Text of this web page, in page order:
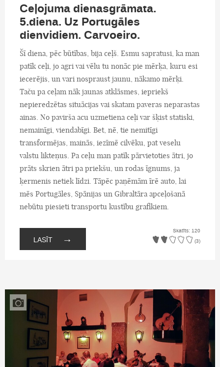
Ceļojuma dienasgrāmata.
5.diena. Uz Portugāles
dienvidiem. Carvoeiro.
Šī diena, pēc būtības, bija ceļš. Esmu sapratusi, ka man
patīk ceļi, jo agri vai vēlu tu nonāc pie mērķa, kuru esi
iecerējis, un vari nospraust jaunu, nākamo mērķi.
Taču pa ceļam nāk jaunas atklāsmes, iepriekš
nepieredzētas situācijas vai skatam paveras neparastas
ainas. No pavirša acu uzmetiena ceļi var šķist statiski,
nemainīgi, viendabīgi. Bet, nē, tie nemitīgi
transformējas, mainās, iezīmē cilvēku, pat veselu
valstu likteņus. Pa ceļu man patīk pārvietoties ātri, jo
prāts skrien ātri pa priekšu, un rodas īgnums, ja
ķermenis netiek līdzi. Tāpēc paņēmām īrē auto, lai
mēs Portugāles, Spānijas un Gibraltāra apceļošanā
nebūtu piesieti transportu kustību grafikiem.
LASĪT →
Skatīts: 120
(3)